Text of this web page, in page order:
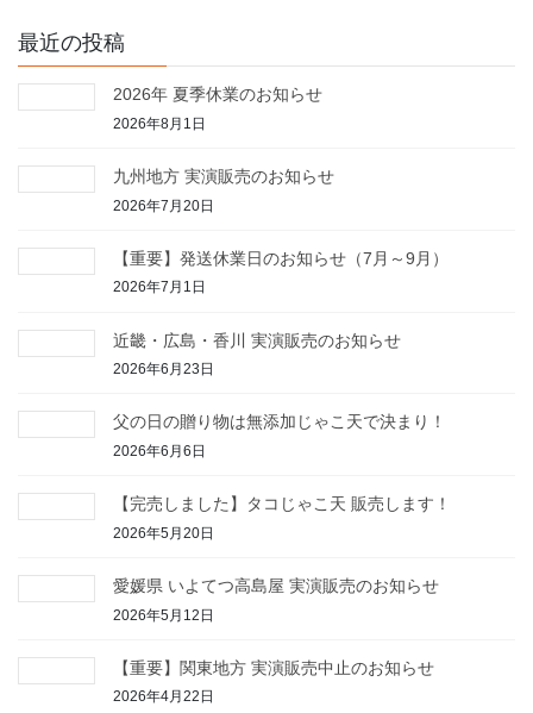
最近の投稿
2026年 夏季休業のお知らせ
2026年8月1日
九州地方 実演販売のお知らせ
2026年7月20日
【重要】発送休業日のお知らせ（7月～9月）
2026年7月1日
近畿・広島・香川 実演販売のお知らせ
2026年6月23日
父の日の贈り物は無添加じゃこ天で決まり！
2026年6月6日
【完売しました】タコじゃこ天 販売します！
2026年5月20日
愛媛県 いよてつ高島屋 実演販売のお知らせ
2026年5月12日
【重要】関東地方 実演販売中止のお知らせ
2026年4月22日